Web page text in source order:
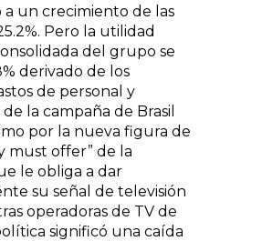
un crecimiento de las
Pero la utilidad
del grupo se
derivado de los
de personal y
la campaña de Brasil
por la nueva figura de
must offer” de la
le obliga a dar
su señal de televisión
operadoras de TV de
significó una caída